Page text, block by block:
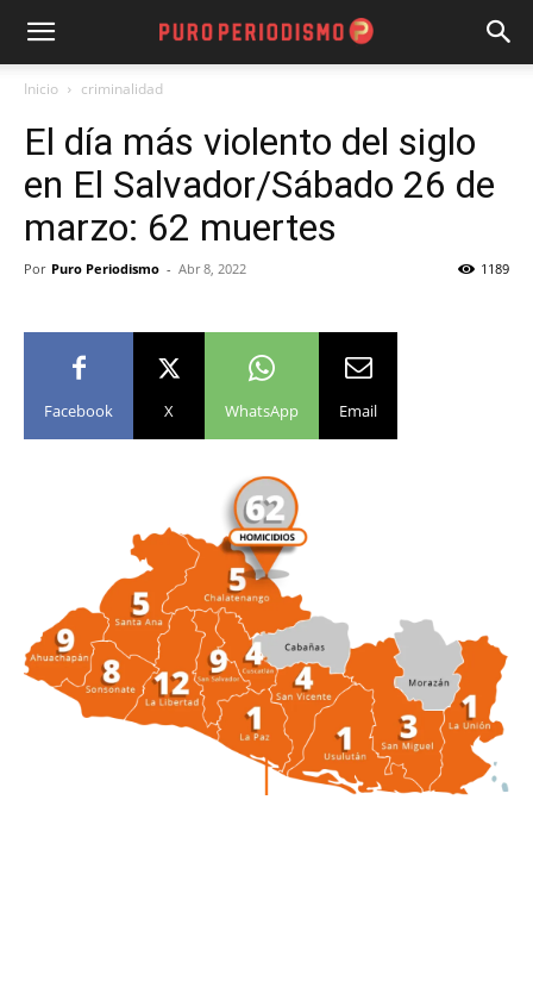
Inicio criminalidad
El día más violento del siglo
en El Salvador/Sábado 26 de
marzo: 62 muertes
Por Puro Periodismo - Abr 8, 2022 1189
Facebook X WhatsApp Email